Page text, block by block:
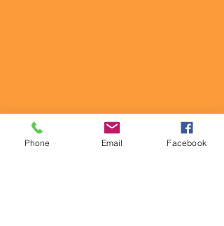
Phone Email Facebook